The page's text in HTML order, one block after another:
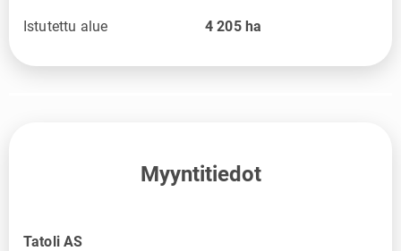
Istutettu alue 4 205 ha
Myyntitiedot
Tatoli AS